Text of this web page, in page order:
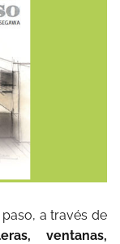
a través de
ventanas,